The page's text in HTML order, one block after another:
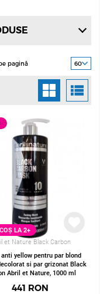
pagină
LA 2+
et Nature Black Carbon
yellow pentru par blond
si par grizonat Black
Abril et Nature, 1000 ml
441 RON